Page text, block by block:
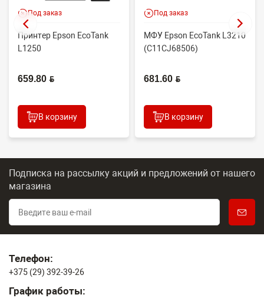
Под заказ
Принтер Epson EcoTank
L1250
659.80 BYN
В корзину
Под заказ
МФУ Epson EcoTank L3210
(C11CJ68506)
681.60 BYN
В корзину
Подписка на рассылку акций и предложений от нашего
магазина
Телефон:
+375 (29) 392-39-26
График работы: